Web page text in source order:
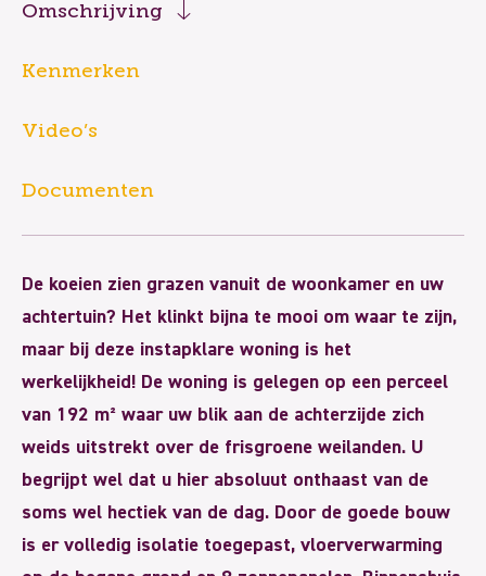
Omschrijving
Kenmerken
Video’s
Documenten
De koeien zien grazen vanuit de woonkamer en uw
achtertuin? Het klinkt bijna te mooi om waar te zijn,
maar bij deze instapklare woning is het
werkelijkheid! De woning is gelegen op een perceel
van 192 m² waar uw blik aan de achterzijde zich
weids uitstrekt over de frisgroene weilanden. U
begrijpt wel dat u hier absoluut onthaast van de
soms wel hectiek van de dag. Door de goede bouw
is er volledig isolatie toegepast, vloerverwarming